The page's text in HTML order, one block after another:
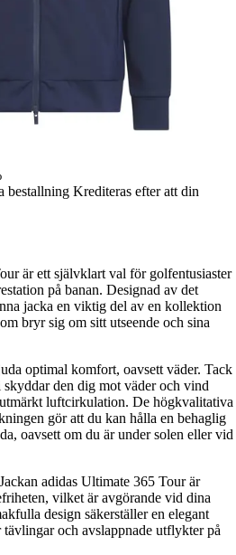
bestallning Krediteras efter att din
är ett självklart val för golfentusiaster
på banan. Designad av det
jacka en viktig del av en kollektion
bryr sig om sitt utseende och sina
optimal komfort, oavsett väder. Tack
den dig mot väder och vind
luftcirkulation. De högkvalitativa
gör att du kan hålla en behaglig
oavsett om du är under solen eller vid
adidas Ultimate 365 Tour är
vilket är avgörande vid dina
design säkerställer en elegant
och avslappnade utflykter på